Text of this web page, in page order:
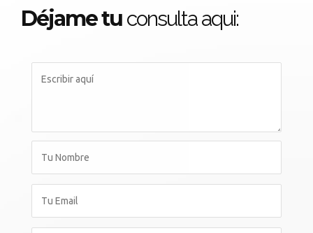
Déjame tu consulta aqui: